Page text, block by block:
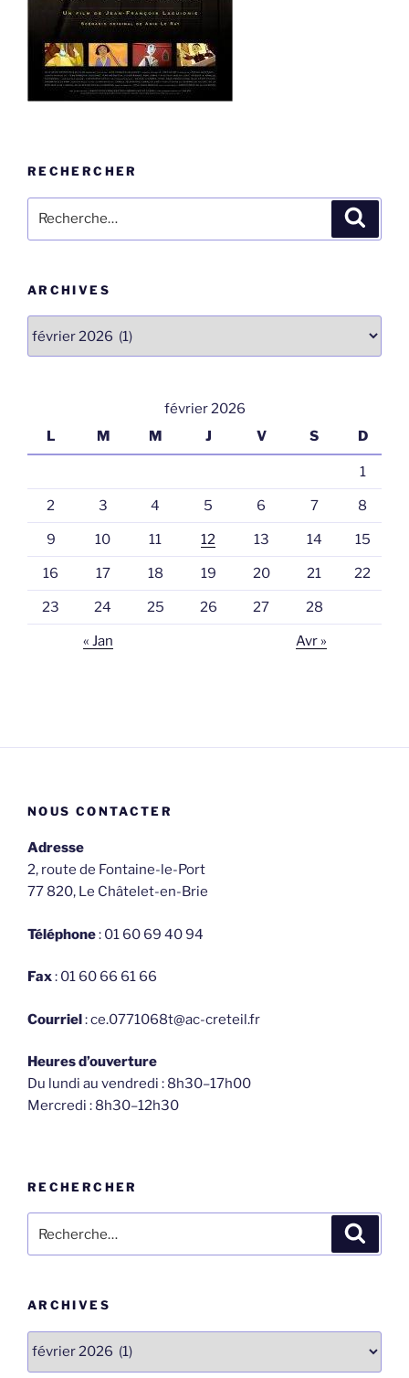
RECHERCHER
pour
ARCHIVES
février 2026
L
M M J V S D
1
2 3 4 5 6 7 8
9 10 11 12 13 14 15
16 17 18 19 20 21 22
23 24 25 26 27 28
« Jan Avr »
NOUS CONTACTER
Adresse
2, route de Fontaine-le-Port
77 820, Le Châtelet-en-Brie
Téléphone: 01 60 69 40 94
Fax: 01 60 66 61 66
Courriel: ce.0771068t@ac-creteil.fr
Heures d’ouverture
Du lundi au vendredi : 8h30–17h00
Mercredi : 8h30–12h30
RECHERCHER
pour
ARCHIVES
Archives